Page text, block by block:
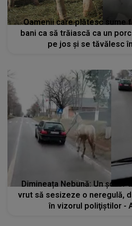
Oamenii care plătesc sume
bani ca să trăiască ca un
pe jos și se tăvălesc
Dimineața Nebună: Un şofer
vrut să sesizeze o neregulă,
în vizorul poliţiştilor -